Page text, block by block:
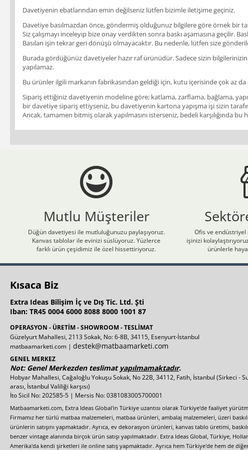
Davetiyenin ebatlarından emin değilseniz lütfen bizimle iletişime geçiniz.
Davetiye basılmazdan önce, göndermiş olduğunuz bilgilere göre örnek bir
Siz çalışmayı inceleyip bize onay verdikten sonra baskı aşamasına geçilir.
Basılan işin tekrar geri dönüşü olmayacaktır. Bu nedenle, lütfen size
Burada gördüğünüz davetiyeler hazır raf ürünüdür. Sadece sizin
yapılamaz.
Bu ürünler ilgili markanın fabrikasından geldiği için, kutu içerisinde çok az
Sipariş ettiğiniz davetiyenin modeline göre; katlama, zarflama, bağlama,
bir davetiye sipariş ettiyseniz, bu davetiyenin kartona yapışma işi sizin
Ancak, tamamen bitmiş olarak yapılmasını isterseniz, bedeli karşılığında
Mutlu Müşteriler
Düğün davetiyesi ile mutluluğunuzu paylaşıyoruz.
Kanvas tablolar ile evinizi süslüyoruz. Yüzlerce
farklı ürün çeşidimiz ile özel hissettiriyoruz.
Ofis ve endüstriyel
işinizi
ürünlerle
Kısaca Biz
Extra Ideas Bilişim İç ve Dış Tic. Ltd. Şti
Iban: TR45 0004 6000 8088 8000 1001 87
OPERASYON - ÜRETİM - SHOWROOM - TESLİMAT
Güzelyurt Mahallesi, 2113 Sokak, No: 6-8B, 34115, Esenyurt-İstanbul
matbaamarketi.com | destek@matbaamarketi.com
GENEL MERKEZ
Not: Genel Merkezden teslimat yapılmamaktadır.
Hobyar Mahallesi, Cağaloğlu Yokuşu Sokak, No 22B, 34112, Fatih, İstanbul (Sirkeci -
arası, İstanbul Valiliği karşısı)
İto Sicil No: 202585-5 | Mersis No: 0381083005700001
Matbaamarketi.com, Extra Ideas Global'in Türkiye uzantısı olarak Türkiye'de faaliyet
Firmamız her türlü matbaa malzemeleri, matbaa ürünleri, ambalaj malzemeleri, üzeri
ürünlerin satışını yapmaktadır. Ayrıca, ev dekorasyon ürünleri, kanvas tablo üretimi,
benzer vintage alanında birçok ürün satışı yapılmaktadır. Extra Ideas Global, Türkiye,
Amerika'da kendi şirketleri ile online satış yapmaktadır. Ayrıca hem Türkiye'de hem de